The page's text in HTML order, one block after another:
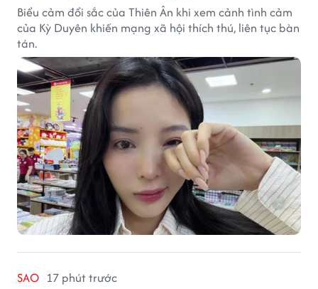
Biểu cảm đổi sắc của Thiên Ân khi xem cảnh tình cảm
của Kỳ Duyên khiến mạng xã hội thích thú, liên tục bàn
tán.
SAO 17 phút trước